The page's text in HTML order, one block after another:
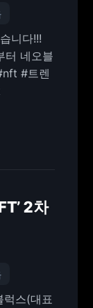
니다!!!
터 네오블
#트렌
2차
럭스(대표